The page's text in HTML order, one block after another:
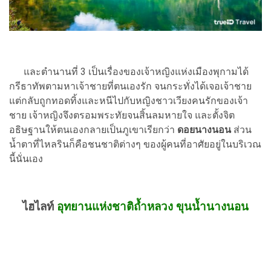
และตำนานที่ 3 เป็นเรื่องของเจ้าหญิงแห่งเมืองพุกามได้
กรีธาทัพตามหาเจ้าชายที่ตนเองรัก จนกระทั่งได้เจอเจ้าชาย
แต่กลับถูกทอดทิ้งและหนีไปกับหญิงชาวเวียงคนรักของเจ้า
ชาย เจ้าหญิงจึงตรอมพระทัยจนสิ้นลมหายใจ และตั้งจิต
อธิษฐานให้ตนเองกลายเป็นภูเขาเรียกว่า ดอยนางนอนส่วน
น้ำตาที่ไหลรินก็คือชนชาติต่างๆ ของผู้คนที่อาศัยอยู่ในบริเวณ
นี้นั่นเอง
ไฮไลท์ อุทยานแห่งชาติถ้ำหลวง ขุนน้ำนางนอน